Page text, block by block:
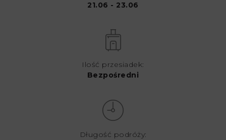
21.06 - 23.06
Ilość przesiadek:
Bezpośredni
Długość podróży: